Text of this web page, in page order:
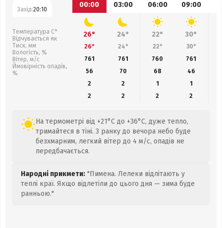
Захід:20:10
Температура С°
Відчувається як
Тиск, мм
Вологість, %
Вітер, м/с
Ймовірність опадів,
%
00:00
03:00 06:00 09:00
26° 24° 22° 30°
26° 24° 22° 30°
761
761 760 761
56
70 68 46
2
2 1
1
2
2 2 2
На термометрі від +21°C до +36°C, дуже тепло,
тримайтеся в тіні. З ранку до вечора небо буде
безхмарним, легкий вітер до 4 м/с, опадів не
передбачається.
Народні прикмети: "Пимена. Лелеки відлітають у
теплі краї. Якщо відлетіли до цього дня — зима буде
ранньою."